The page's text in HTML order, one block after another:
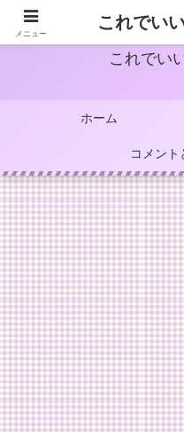
これでい
ホーム
コメント
メニュー
これでい